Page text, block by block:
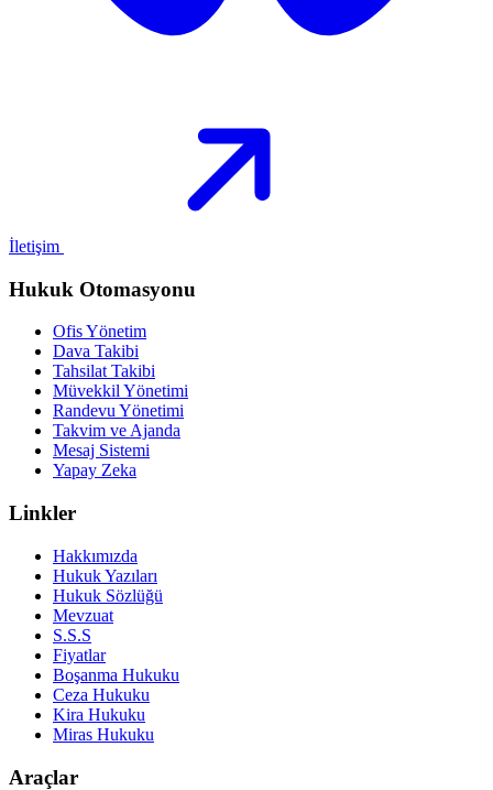
İletişim
Hukuk Otomasyonu
Ofis Yönetim
Dava Takibi
Tahsilat Takibi
Müvekkil Yönetimi
Randevu Yönetimi
Takvim ve Ajanda
Mesaj Sistemi
Yapay Zeka
Linkler
Hakkımızda
Hukuk Yazıları
Hukuk Sözlüğü
Mevzuat
S.S.S
Fiyatlar
Boşanma Hukuku
Ceza Hukuku
Kira Hukuku
Miras Hukuku
Araçlar